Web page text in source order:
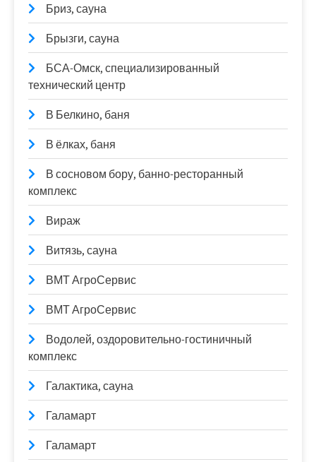
Бриз, сауна
Брызги, сауна
БСА-Омск, специализированный
технический центр
В Белкино, баня
В ёлках, баня
В сосновом бору, банно-ресторанный
комплекс
Вираж
Витязь, сауна
ВМТ АгроСервис
ВМТ АгроСервис
Водолей, оздоровительно-гостиничный
комплекс
Галактика, сауна
Галамарт
Галамарт